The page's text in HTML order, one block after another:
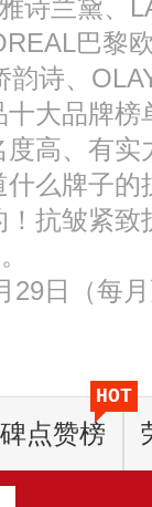
诗兰黛、
巴黎
韵诗、
大品牌
高、有
么牌子
抗皱紧
29日（每
点赞榜
HOT